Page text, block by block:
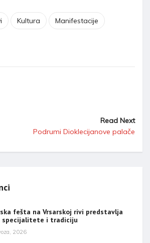
Kultura Manifestacije
Read Next
Podrumi Dioklecijanove palače
fešta na Vrsarskoj rivi predstavlja
specijalitete i tradiciju
2026